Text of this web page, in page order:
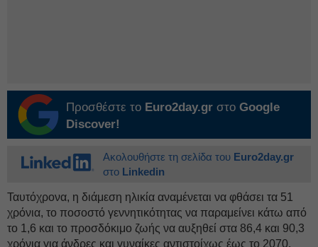
Προσθέστε το Euro2day.gr στο Google
Discover!
Ακολουθήστε τη σελίδα του Euro2day.gr
στο Linkedin
Ταυτόχρονα, η διάμεση ηλικία αναμένεται να φθάσει τα 51
χρόνια, το ποσοστό γεννητικότητας να παραμείνει κάτω από
το 1,6 και το προσδόκιμο ζωής να αυξηθεί στα 86,4 και 90,3
χρόνια για άνδρες και γυναίκες αντιστοίχως έως το 2070.